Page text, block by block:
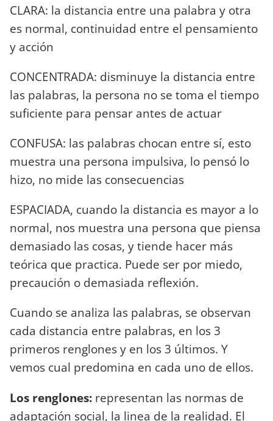
CLARA: la distancia entre una palabra y otra
es normal, continuidad entre el pensamiento
y acción
CONCENTRADA: disminuye la distancia entre
las palabras, la persona no se toma el tiempo
suficiente para pensar antes de actuar
CONFUSA: las palabras chocan entre sí, esto
muestra una persona impulsiva, lo pensó lo
hizo, no mide las consecuencias
ESPACIADA, cuando la distancia es mayor a lo
normal, nos muestra una persona que piensa
demasiado las cosas, y tiende hacer más
teórica que practica. Puede ser por miedo,
precaución o demasiada reflexión.
Cuando se analiza las palabras, se observan
cada distancia entre palabras, en los 3
primeros renglones y en los 3 últimos. Y
vemos cual predomina en cada uno de ellos.
Los renglones: representan las normas de
adaptación social, la linea de la realidad. El